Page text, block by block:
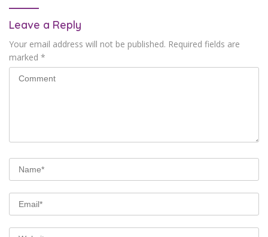
Leave a Reply
Your email address will not be published. Required fields are
marked *